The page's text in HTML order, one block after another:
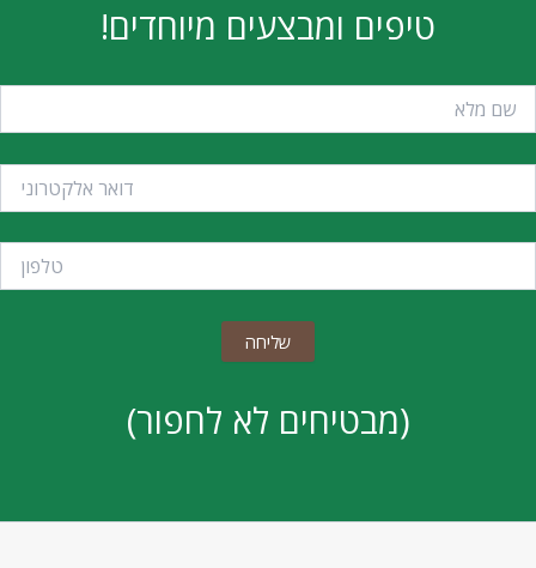
טיפים ומבצעים מיוחדים!
(מבטיחים לא לחפור)